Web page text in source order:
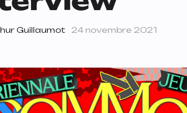
Guillaumot 24 novembre 2021